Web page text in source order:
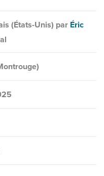
(États-Unis) par Éric